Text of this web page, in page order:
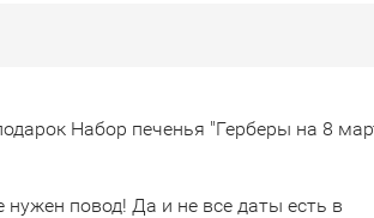
Набор печенья "Герберы на 8
нужен повод! Да и не все даты есть в